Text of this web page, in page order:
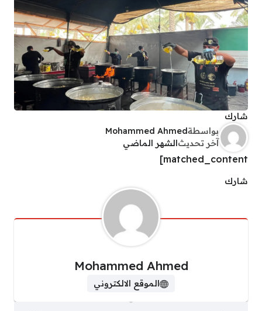
شارك
بواسطةMohammed Ahmed
آخر تحديثالشهر الماضي
matched_content]
شارك
Mohammed Ahmed
الموقع الالكتروني